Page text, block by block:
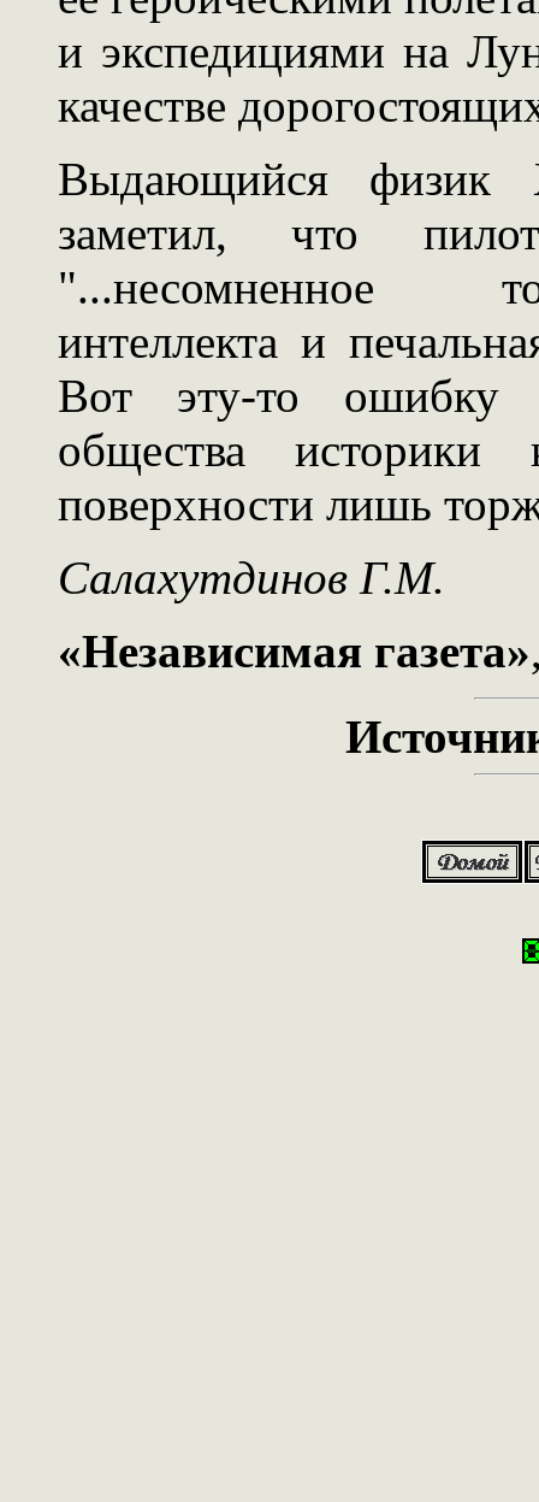
и экспедициями на
качестве
Выдающийся
заметил, что
"...несомненное
интеллекта и
Вот эту-то ошибку
общества историки
поверхности лишь
Салахутдинов Г.М.
«Независимая газета»